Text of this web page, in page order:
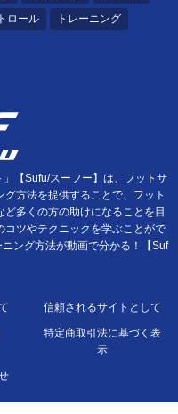
ロール トレーニング
【Sufu/スーフー】は、フットサ
方法を提供することで、フット
多くの方の助けになることを目
ツやテクニックを学ぶことがで
ング方法が動画で分かる！【Suf
信頼されるサイトとして
特定商取引法に基づく表
示